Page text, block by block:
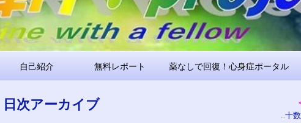
自己紹介 無料レポート 薬なしで回復！心身症ポータル
日次アーカイブ
＜
…十